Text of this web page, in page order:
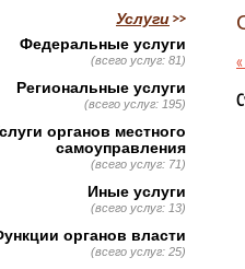
Услуги
Федеральные услуги
(всего услуг: 81)
Региональные услуги
(всего услуг: 195)
органов местного
самоуправления
(всего услуг: 71)
Иные услуги
(всего услуг: 13)
органов власти
(всего услуг: 25)